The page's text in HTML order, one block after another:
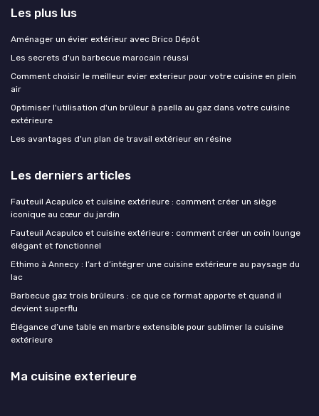
Les plus lus
Aménager un évier extérieur avec Brico Dépôt
Les secrets d'un barbecue marocain réussi
Comment choisir le meilleur evier exterieur pour votre cuisine en plein
air
Optimiser l'utilisation d'un brûleur à paella au gaz dans votre cuisine
extérieure
Les avantages d'un plan de travail extérieur en résine
Les derniers articles
Fauteuil Acapulco et cuisine extérieure : comment créer un siège
iconique au cœur du jardin
Fauteuil Acapulco et cuisine extérieure : comment créer un coin lounge
élégant et fonctionnel
Ethimo à Annecy : l’art d’intégrer une cuisine extérieure au paysage du
lac
Barbecue gaz trois brûleurs : ce que ce format apporte et quand il
devient superflu
Élégance d’une table en marbre extensible pour sublimer la cuisine
extérieure
Ma cuisine exterieure